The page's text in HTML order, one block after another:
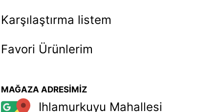
Karşılaştırma listem
Favori Ürünlerim
MAĞAZA ADRESİMİZ
Ihlamurkuyu Mahallesi